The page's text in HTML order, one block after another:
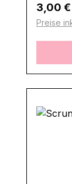
3,00 €
Preise